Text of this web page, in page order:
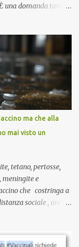
domanda tanto
chiunque abbia
Per il vaccino
condizionata,
utilizzate prima su
Lo si somministra
rischio, spesso già
presa in carico.
ma che alla
mai visto un
tetano, pertosse,
meningite e
che costringa a
sociale , anche
di ricompense,